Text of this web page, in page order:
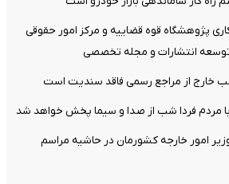
پژوهشگاه قوه قضاییه و مرکز امور حقوقی
توسعه انتشارات و مجله تخصصی
خارج از مراجع رسمی فاقد سندیت است
مردم فردا شب از صدا و سیما پخش خواهد شد
امور خارجه کشورمان در حاشیه مراسم